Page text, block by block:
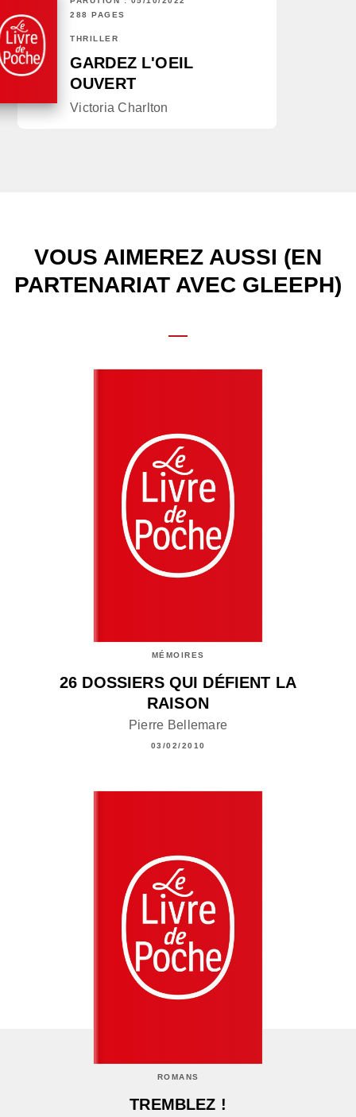
288 PAGES
THRILLER
GARDEZ L'OEIL
OUVERT
Victoria Charlton
VOUS AIMEREZ AUSSI (EN
PARTENARIAT AVEC GLEEPH)
MÉMOIRES
26 DOSSIERS QUI DÉFIENT LA
RAISON
Pierre Bellemare
03/02/2010
ROMANS
TREMBLEZ !